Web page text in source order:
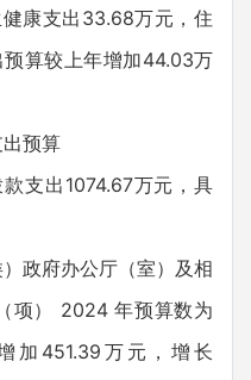
康支出33.68万元，住
算较上年增加44.03万
预算
出1074.67万元，具
政府办公厅（室）及相
项） 2024 年预算数为
加451.39万元，增长